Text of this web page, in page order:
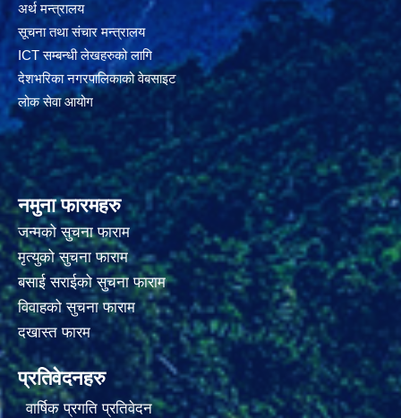
अर्थ मन्त्रालय
सूचना तथा संचार मन्त्रालय
ICT सम्बन्धी लेखहरुको लागि
देशभरिका नगरपालिकाको वेबसाइट
लोक सेवा आयोग
नमुना फारमहरु
जन्मको सुचना फाराम
मृत्युको सुचना फाराम
बसाई सराईको सुचना फाराम
विवाहको सुचना फाराम
दखास्त फारम
प्रतिवेदनहरु
वार्षिक प्रगति प्रतिवेदन